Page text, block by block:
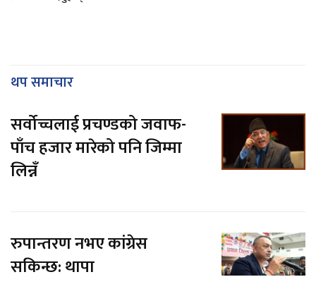
थप समाचार
सर्वोच्चलाई प्रचण्डको जवाफ-
पाँच हजार मारेको पनि जिम्मा
लिन्नँ
रुपान्तरण नभए कांग्रेस
सकिन्छ: थापा